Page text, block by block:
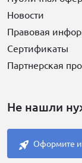
Новости
Правовая
Сертификаты
Партнерская
Не нашли
Оформите